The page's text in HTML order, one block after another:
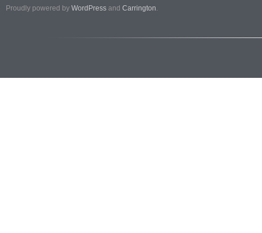
Proudly powered by WordPress and Carrington